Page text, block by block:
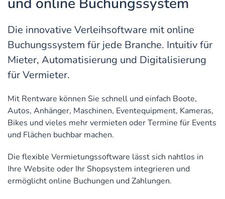
Die innovative Verleihsoftware mit online
Buchungssystem für jede Branche. Intuitiv für
Mieter, Automatisierung und Digitalisierung
für Vermieter.
Mit Rentware können Sie schnell und einfach Boote,
Autos, Anhänger, Maschinen, Eventequipment, Kameras,
Bikes und vieles mehr vermieten oder Termine für Events
und Flächen buchbar machen.
Die flexible Vermietungssoftware lässt sich nahtlos in
Ihre Website oder Ihr Shopsystem integrieren und
ermöglicht online Buchungen und Zahlungen.